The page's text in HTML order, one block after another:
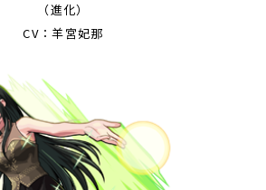
（進化）
CV：羊宮妃那